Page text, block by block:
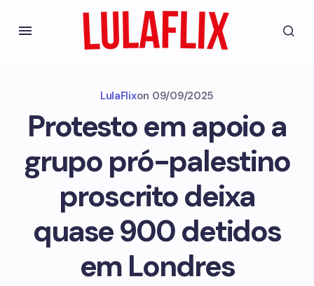
LulaFlixon 09/09/2025
Protesto em apoio a
grupo pró-palestino
proscrito deixa
quase 900 detidos
em Londres